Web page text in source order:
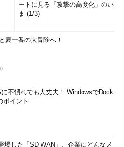
ートに見る「攻撃の高度化」のい
ま (1/3)
夏一番の大冒険へ！
に不慣れでも大丈夫！ WindowsでDock
ポイント
場した「SD-WAN」、企業にどんなメ